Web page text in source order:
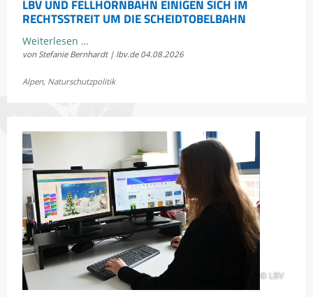
LBV UND FELLHORNBAHN EINIGEN SICH IM
RECHTSSTREIT UM DIE SCHEIDTOBELBAHN
Weiterlesen …LBV
und
einigen
die
Scheidtobelbahn
von Stefanie Bernhardt | lbv.de 04.08.2026
Alpen, Naturschutzpolitik
© LBV